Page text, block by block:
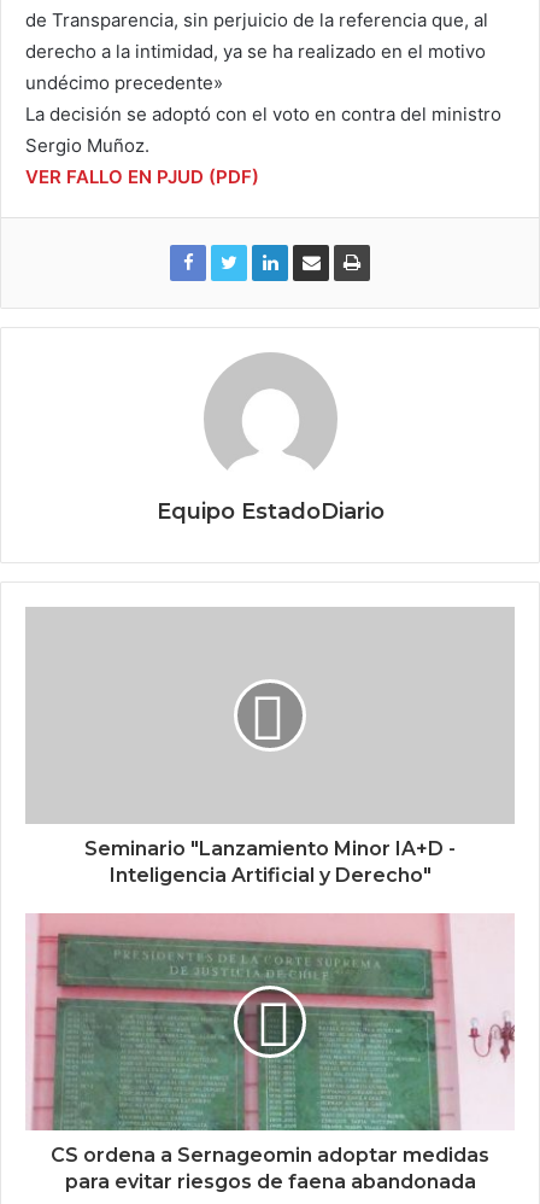
de Transparencia, sin perjuicio de la referencia que, al
derecho a la intimidad, ya se ha realizado en el motivo
undécimo precedente»
La decisión se adoptó con el voto en contra del ministro
Sergio Muñoz.
VER FALLO EN PJUD (PDF)
Equipo EstadoDiario
Seminario "Lanzamiento Minor IA+D -
Inteligencia Artificial y Derecho"
CS ordena a Sernageomin adoptar medidas
para evitar riesgos de faena abandonada